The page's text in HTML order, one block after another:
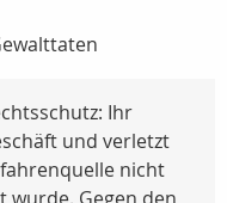
Ihr
und verletzt
nicht